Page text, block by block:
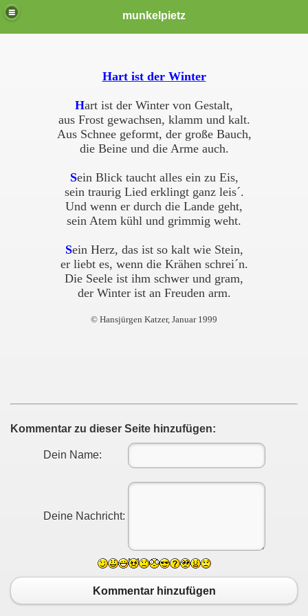
munkelpietz
Hart ist der Winter
Hart ist der Winter von Gestalt,
aus Frost gewachsen, klamm und kalt.
Aus Schnee geformt, der große Bauch,
die Beine und die Arme auch.
Sein Blick taucht alles ein zu Eis,
sein traurig Lied erklingt ganz leis´.
Und wenn er durch die Lande geht,
sein Atem kühl und grimmig weht.
Sein Herz, das ist so kalt wie Stein,
er liebt es, wenn die Krähen schrei´n.
Die Seele ist ihm schwer und gram,
der Winter ist an Freuden arm.
© Hansjürgen Katzer, Januar 1999
Kommentar zu dieser Seite hinzufügen:
Dein Name:
Deine Nachricht:
Kommentar hinzufügen